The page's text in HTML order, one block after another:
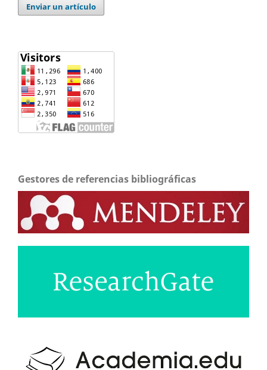
Enviar un artículo
Gestores de referencias bibliográficas